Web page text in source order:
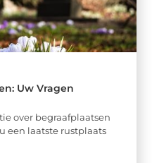
Uw Vragen
over begraafplaatsen
een laatste rustplaats